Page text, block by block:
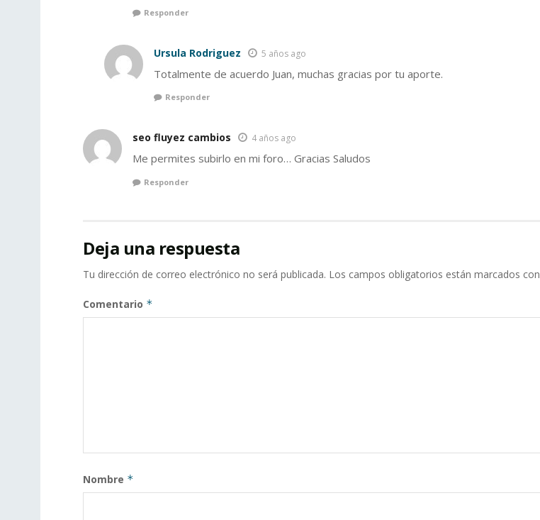
Responder
Ursula Rodriguez 5 años ago
Totalmente de acuerdo Juan, muchas gracias por tu aporte.
Responder
seo fluyez cambios 4 años ago
Me permites subirlo en mi foro… Gracias Saludos
Responder
Deja una respuesta
Tu dirección de correo electrónico no será publicada. Los campos obligatorios están marcados con
Comentario *
Nombre *